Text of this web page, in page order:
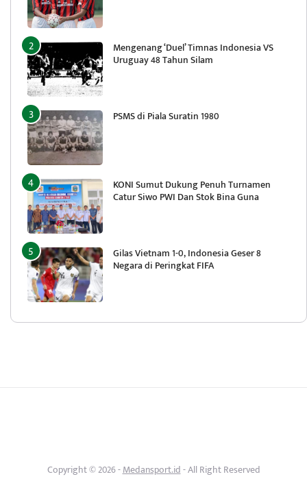
Mengenang ‘Duel’ Timnas Indonesia VS
Uruguay 48 Tahun Silam
PSMS di Piala Suratin 1980
KONI Sumut Dukung Penuh Turnamen
Catur Siwo PWI Dan Stok Bina Guna
Gilas Vietnam 1-0, Indonesia Geser 8
Negara di Peringkat FIFA
Copyright © 2026 -Medansport.id- All Right Reserved